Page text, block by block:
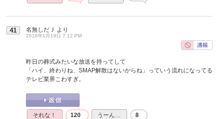
41 名無しだＪ より
2016年1月19日 7:12 PM
昨日の葬式みたいな放送を持ってして
「ハイ、終わりね、SMAP解散はないからね」っていう流れになってる
テレビ業界こわすぎ。
それな！ 120 うーん… 8